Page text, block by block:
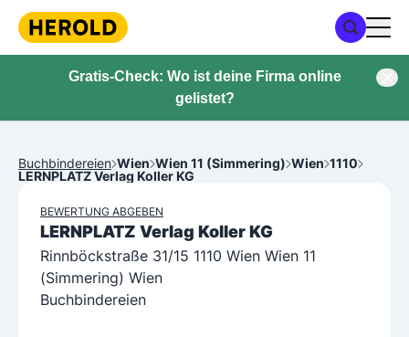
Gratis-Check: Wo ist deine Firma online
gelistet?
Buchbindereien Wien Wien 11 (Simmering) Wien 1110
LERNPLATZ Verlag Koller KG
BEWERTUNG ABGEBEN
LERNPLATZ Verlag Koller KG
Rinnböckstraße 31/15 1110 Wien Wien 11
(Simmering) Wien
Buchbindereien